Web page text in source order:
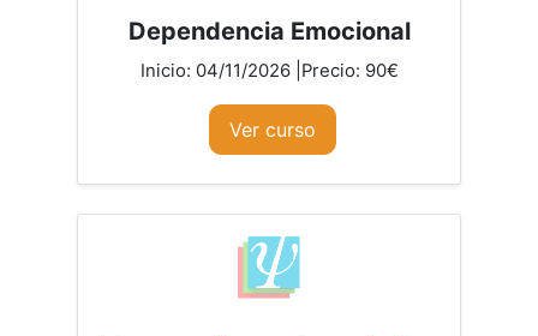
Dependencia Emocional
Inicio: 04/11/2026 |Precio: 90€
Ver curso